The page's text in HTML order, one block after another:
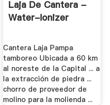
Laja De Cantera -
Water-Ionizer
Cantera Laja Pampa
tamboreo Ubicada a 60 km
al noreste de la Capital ... a
la extracción de piedra ...
chorro de proveedor de
molino para la molienda ...